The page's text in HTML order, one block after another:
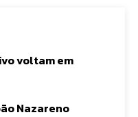
voltam em
Nazareno